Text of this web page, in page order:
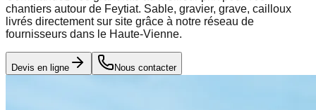
chantiers autour de Feytiat. Sable, gravier, grave, cailloux
livrés directement sur site grâce à notre réseau de
fournisseurs dans le Haute-Vienne.
Devis en ligne Nous contacter